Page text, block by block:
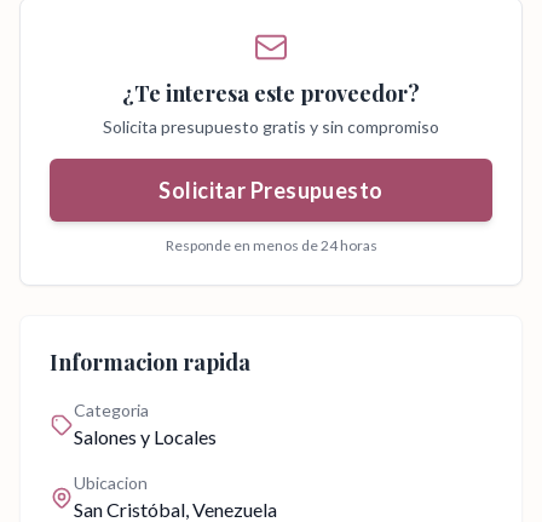
¿Te interesa este proveedor?
Solicita presupuesto gratis y sin compromiso
Solicitar Presupuesto
Responde en menos de 24 horas
Informacion rapida
Categoria
Salones y Locales
Ubicacion
San Cristóbal, Venezuela